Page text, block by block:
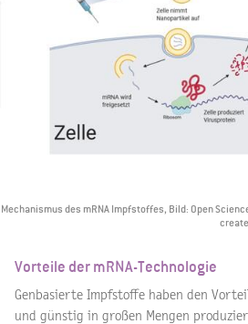
Mechanismus des mRNA Impfstoffes, Bild: Open
Vorteile der mRNA-Technologie
Genbasierte Impfstoffe haben den
und günstig in großen Mengen